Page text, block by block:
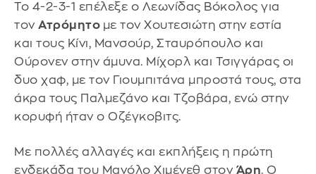
Το 4-2-3-1 επέλεξε ο Λεωνίδας Βόκολος για
τον Ατρόμητο με τον Χουτεσιώτη στην εστία
και τους Κίνι, Μανσούρ, Σταυρόπουλο και
Ούρονεν στην άμυνα. Μίχορλ και Τσιγγάρας οι
δυο χαφ, με τον Γιουμπιτάνα μπροστά τους, στα
άκρα τους Παλμεζάνο και Τζοβάρα, ενώ στην
κορυφή ήταν ο Οζέγκοβιτς.
Με πολλές αλλαγές και εκπλήξεις η πρώτη
ενδεκάδα του Μανόλο Χιμένεθ στον Άρη. Ο